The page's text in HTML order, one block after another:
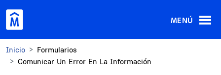
MENÚ
Inicio
Formularios
Comunicar Un Error En La Información